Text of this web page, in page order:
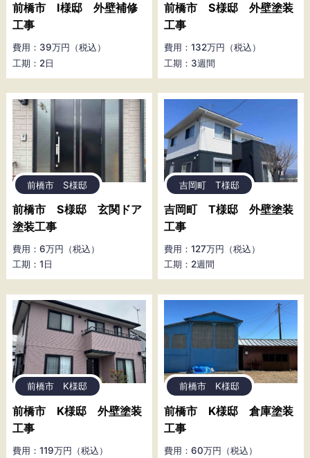
前橋市 I様邸 外壁補修
工事
費用：39万円（税込）
工期：2日
前橋市 S様邸 外壁塗装
工事
費用：132万円（税込）
工期：3週間
前橋市 S様邸
前橋市 S様邸 玄関ドア
塗装工事
費用：6万円（税込）
工期：1日
吉岡町 T様邸
吉岡町 T様邸 外壁塗装
工事
費用：127万円（税込）
工期：2週間
前橋市 K様邸
前橋市 K様邸 外壁塗装
工事
費用：119万円（税込）
前橋市 K様邸
前橋市 K様邸 倉庫塗装
工事
費用：60万円（税込）